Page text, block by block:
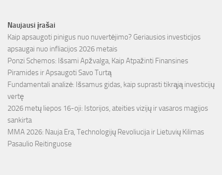
Naujausi įrašai
Kaip apsaugoti pinigus nuo nuvertėjimo? Geriausios investicijos
apsaugai nuo infliacijos 2026 metais
Ponzi Schemos: Išsami Apžvalga, Kaip Atpažinti Finansines
Piramides ir Apsaugoti Savo Turtą
Fundamentali analizė: Išsamus gidas, kaip suprasti tikrąją investicijų
vertę
2026 metų liepos 16-oji: Istorijos, ateities vizijų ir vasaros magijos
sankirta
MMA 2026: Nauja Era, Technologijų Revoliucija ir Lietuvių Kilimas
Pasaulio Reitinguose